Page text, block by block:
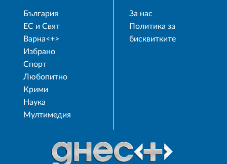
България
ЕС и Свят
Варна<+>
Избрано
Спорт
Любопитно
Крими
Наука
Мултимедия
За нас
Политика за
бисквитките